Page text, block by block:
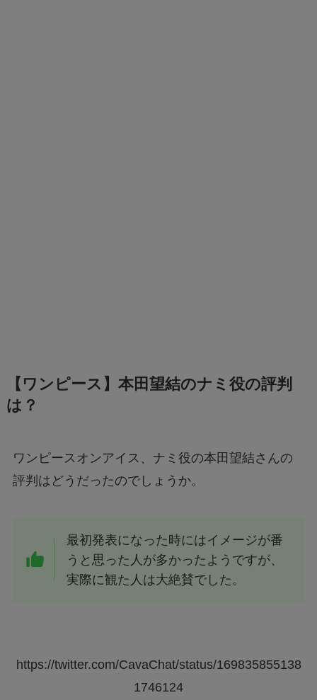
【ワンピース】本田望結のナミ役の評判
は？
ワンピースオンアイス、ナミ役の本田望結さんの
評判はどうだったのでしょうか。
最初発表になった時にはイメージが番
うと思った人が多かったようですが、
実際に観た人は大絶賛でした。
https://twitter.com/CavaChat/status/169835855138
1746124